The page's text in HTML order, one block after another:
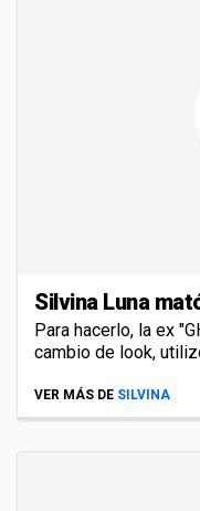
Silvina Luna
Para hacerlo, la ex
cambio de look,
VER MÁS DE SILVINA